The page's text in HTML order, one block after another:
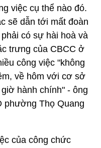
việc cụ thể nào đó.
sẽ dẫn tới mất đoàn
có sự hài hoà và
trưng của CBCC ở
công việc "không
về hôm với cơ sở
hành chính" - ông
phường Thọ Quang
của công chức